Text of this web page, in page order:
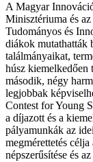
A Magyar
Minisztériuma és
Tudományos és
diákok mutathatták
találmányaikat,
húsz kiemelkedően
második, négy
legjobbak
Contest for Young
a díjazott és a
pályamunkák az
megmérettetés
népszerűsítése és